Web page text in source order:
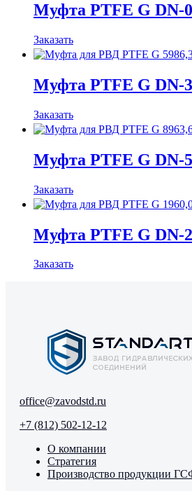
Муфта PTFE G DN-
Заказать
Муфта PTFE G DN-
Заказать
Муфта PTFE G DN-
Заказать
Муфта PTFE G DN-
Заказать
office@zavodstd.ru
+7 (812) 502-12-12
О компании
Стратегия
Производство продукции